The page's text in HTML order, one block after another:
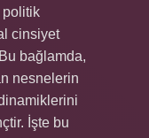
politik
cinsiyet
bağlamda,
nesnelerin
İşte bu